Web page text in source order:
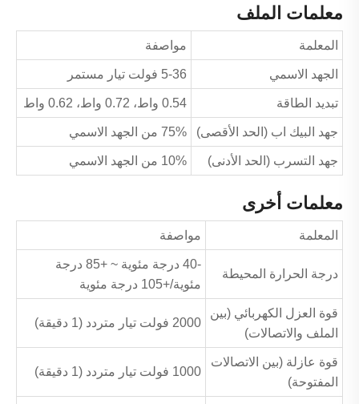
معلمات الملف
المعلمة مواصفة
الجهد الاسمي 5-36 فولت تيار مستمر
تبديد الطاقة 0.54 واط، 0.72 واط، 0.62 واط
جهد البيك اب (الحد الأقصى) 75% من الجهد الاسمي
جهد التسرب (الحد الأدنى) 10% من الجهد الاسمي
معلمات أخرى
المعلمة مواصفة
درجة الحرارة المحيطة
-40 درجة مئوية ~ +85 درجة
مئوية/+105 درجة مئوية
قوة العزل الكهربائي (بين
الملف والاتصالات)
2000 فولت تيار متردد (1 دقيقة)
قوة عازلة (بين الاتصالات
المفتوحة)
1000 فولت تيار متردد (1 دقيقة)